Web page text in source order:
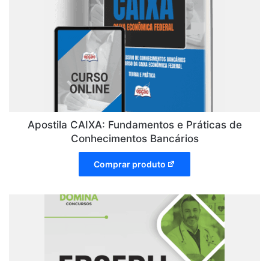
Apostila CAIXA: Fundamentos e Práticas de
Conhecimentos Bancários
Comprar produto